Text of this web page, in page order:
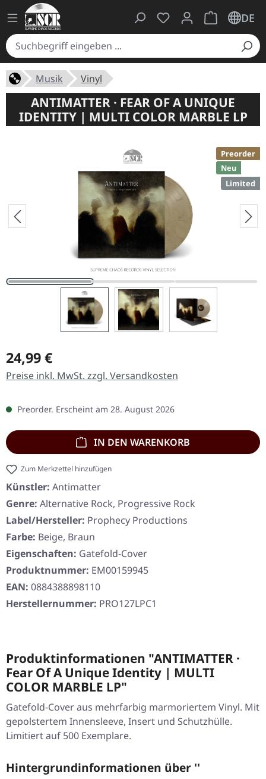
Du hast 0 Produkte
Warenkorb
DE
Musik Vinyl
ANTIMATTER · FEAR OF A UNIQUE
IDENTITY | MULTI COLOR MARBLE LP
Preorder
Neu
Limited
Regulärer Preis:
24,99 €
Preise inkl. MwSt. zzgl. Versandkosten
Preorder. Erscheint am 28. August 2026
IN DEN WARENKORB
Zum Merkzettel hinzufügen
Künstler: Antimatter
Genre: Alternative Rock, Progressive Rock
Label/Hersteller: Prophecy Productions
Farbe: Beige, Braun
Eigenschaften: Gatefold-Cover
Produktnummer: EM00159945
EAN: 0884388898110
Herstellernummer: PRO127LPC1
Produktinformationen "ANTIMATTER ·
Fear Of A Unique Identity | MULTI
COLOR MARBLE LP"
Gatefold-Cover aus mehrfarbig marmoriertem Vinyl. Mit
gepolstertem Innensleeve, Insert und Schutzhülle.
Limitiert auf 500 Exemplare.
Hintergrundinformationen über ''